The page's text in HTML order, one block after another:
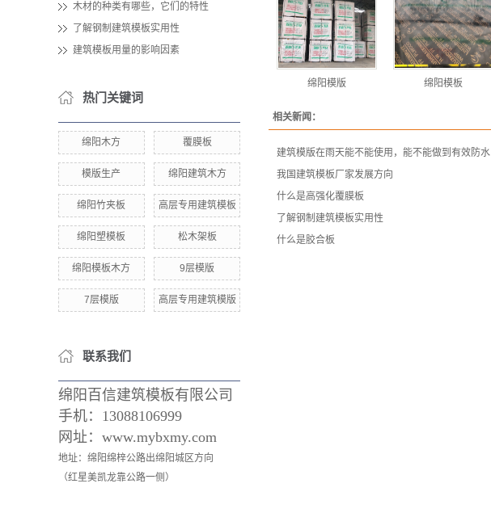
木材的种类有哪些，它们的特性
了解钢制建筑模板实用性
建筑模板用量的影响因素
热门关键词
绵阳木方 覆膜板
模版生产 绵阳建筑木方
绵阳竹夹板 高层专用建筑模板
绵阳塑模板 松木架板
绵阳模板木方 9层模版
7层模版 高层专用建筑模版
联系我们
绵阳百信建筑模板有限公司
手机： 13088106999
网址：www.mybxmy.com
地址：绵阳绵梓公路出绵阳城区方向
（红星美凯龙靠公路一侧）
绵阳模版 绵阳模板
相关新闻：
建筑模版在雨天能不能使用，能不能做到有效防水
我国建筑模板厂家发展方向
什么是高强化覆膜板
了解钢制建筑模板实用性
什么是胶合板